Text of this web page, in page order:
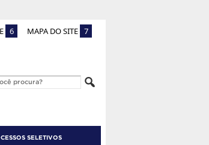
6 MAPA DO SITE 7
SELETIVOS